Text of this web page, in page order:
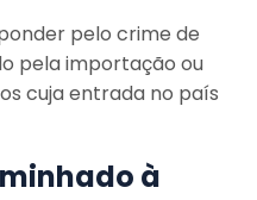
pelo crime de
pela importação ou
cuja entrada no país
à